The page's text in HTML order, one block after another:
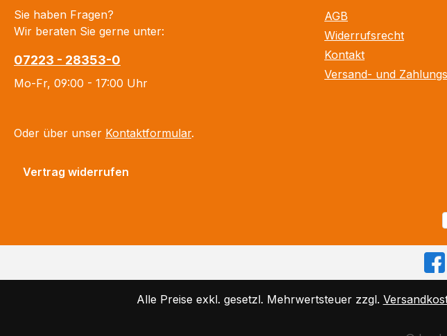
Sie haben Fragen?
Wir beraten Sie gerne unter:
07223 - 28353-0
Mo-Fr, 09:00 - 17:00 Uhr
Oder über unser Kontaktformular.
Vertrag widerrufen
AGB
Widerrufsrecht
Kontakt
Versand- und
Alle Preise exkl. gesetzl. Mehrwertsteuer zzgl.